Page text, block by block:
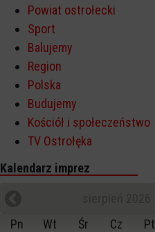
Powiat ostrołecki
Sport
Balujemy
Region
Polska
Budujemy
Kościół i społeczeństwo
TV Ostrołęka
Kalendarz imprez
Pn
Wt Śr Cz Pt